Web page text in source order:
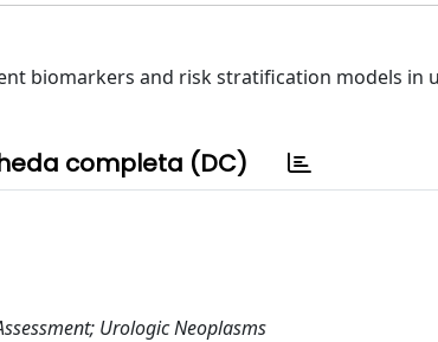
biomarkers and risk stratification models in
completa (DC)
Urologic Neoplasms